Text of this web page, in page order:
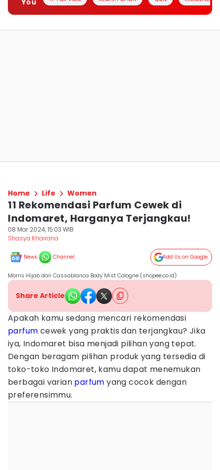
You
Home Life Women
11 Rekomendasi Parfum Cewek di
Indomaret, Harganya Terjangkau!
08 Mar 2024, 15:03 WIB
Shasya Khairana
News Channel Add Us on Google
Morris Hijab dan Cassablanca Body Mist Cologne (shopee.co.id)
Share Article
Apakah kamu sedang mencari rekomendasi
parfum cewek yang praktis dan terjangkau? Jika
iya, Indomaret bisa menjadi pilihan yang tepat.
Dengan beragam pilihan produk yang tersedia di
toko-toko Indomaret, kamu dapat menemukan
berbagai varian parfum yang cocok dengan
preferensimmu.